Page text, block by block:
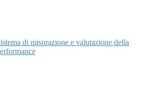
di misurazione e valutazione della